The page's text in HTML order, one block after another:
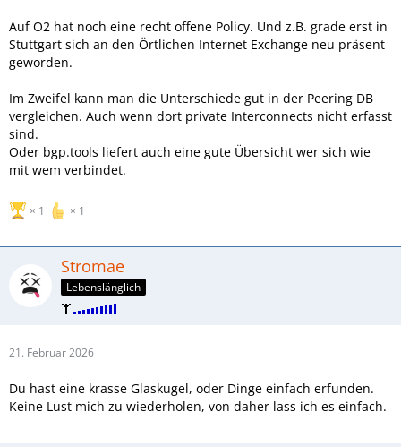
Auf O2 hat noch eine recht offene Policy. Und z.B. grade erst in
Stuttgart sich an den Örtlichen Internet Exchange neu präsent
geworden.
Im Zweifel kann man die Unterschiede gut in der Peering DB
vergleichen. Auch wenn dort private Interconnects nicht erfasst
sind.
Oder bgp.tools liefert auch eine gute Übersicht wer sich wie
mit wem verbindet.
1 1
Stromae
Lebenslänglich
21. Februar 2026
Du hast eine krasse Glaskugel, oder Dinge einfach erfunden.
Keine Lust mich zu wiederholen, von daher lass ich es einfach.